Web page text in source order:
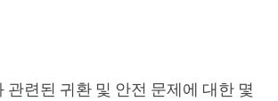
관련된 귀환 및 안전 문제에 대한 몇